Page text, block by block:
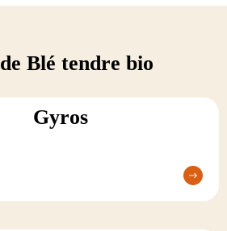
de Blé tendre bio
Gyros